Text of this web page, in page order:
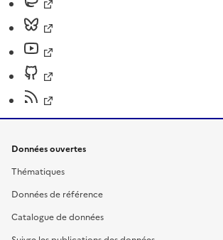
Données ouvertes
Thématiques
Données de référence
Catalogue de données